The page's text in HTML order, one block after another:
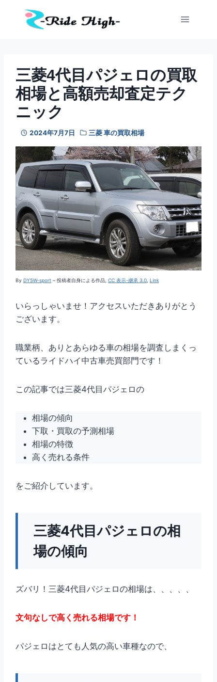
三菱4代目パジェロの買取
相場と高額売却査定テク
ニック
2024年7月7日 三菱 車の買取相場
By DY5W-sport – 投稿者自身による作品 CC 表示-継承 3.0 Link
いらっしゃいませ！アクセスいただきありがとう
ございます。
職業柄、ありとあらゆる車の相場を調査しまくっ
ているライドハイ中古車売買部門です！
この記事では三菱4代目パジェロの
相場の傾向
下取・買取の予測相場
相場の特徴
高く売れる条件
をご紹介しています。
三菱4代目パジェロの相
場の傾向
ズバリ！三菱4代目パジェロの相場は、、、、、
文句なしで高く売れる相場です！
パジェロはとても人気の高い車種なので、